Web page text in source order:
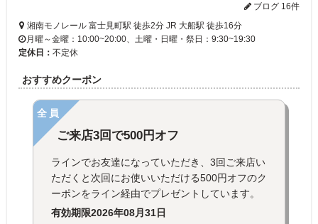
ブログ 16件
湘南モノレール 富士見町駅 徒歩2分 JR 大船駅 徒歩16分
月曜～金曜：10:00~20:00、土曜・日曜・祭日：9:30~19:30
定休日： 不定休
おすすめクーポン
全員
ご来店3回で500円オフ
ラインでお友達になっていただき、3回ご来店い
ただくと次回にお使いいただける500円オフのク
ーポンをライン経由でプレゼントしています。
有効期限2026年08月31日